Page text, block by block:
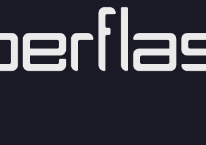
jakość i funkcjonalność
elektronicznego to decyzja, która wykracza